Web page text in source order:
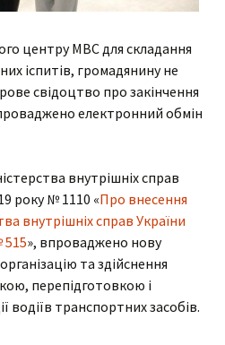
центру МВС для складання
іспитів, громадянину не
свідоцтво про закінчення
електронний обмін
внутрішніх справ
року № 1110 «Про внесення
внутрішніх справ України
515», впроваджено нову
та здійснення
перепідготовкою і
водіїв транспортних засобів.